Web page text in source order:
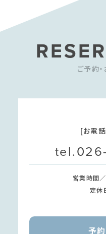
ご予約
[お電
営業時間
定休
予